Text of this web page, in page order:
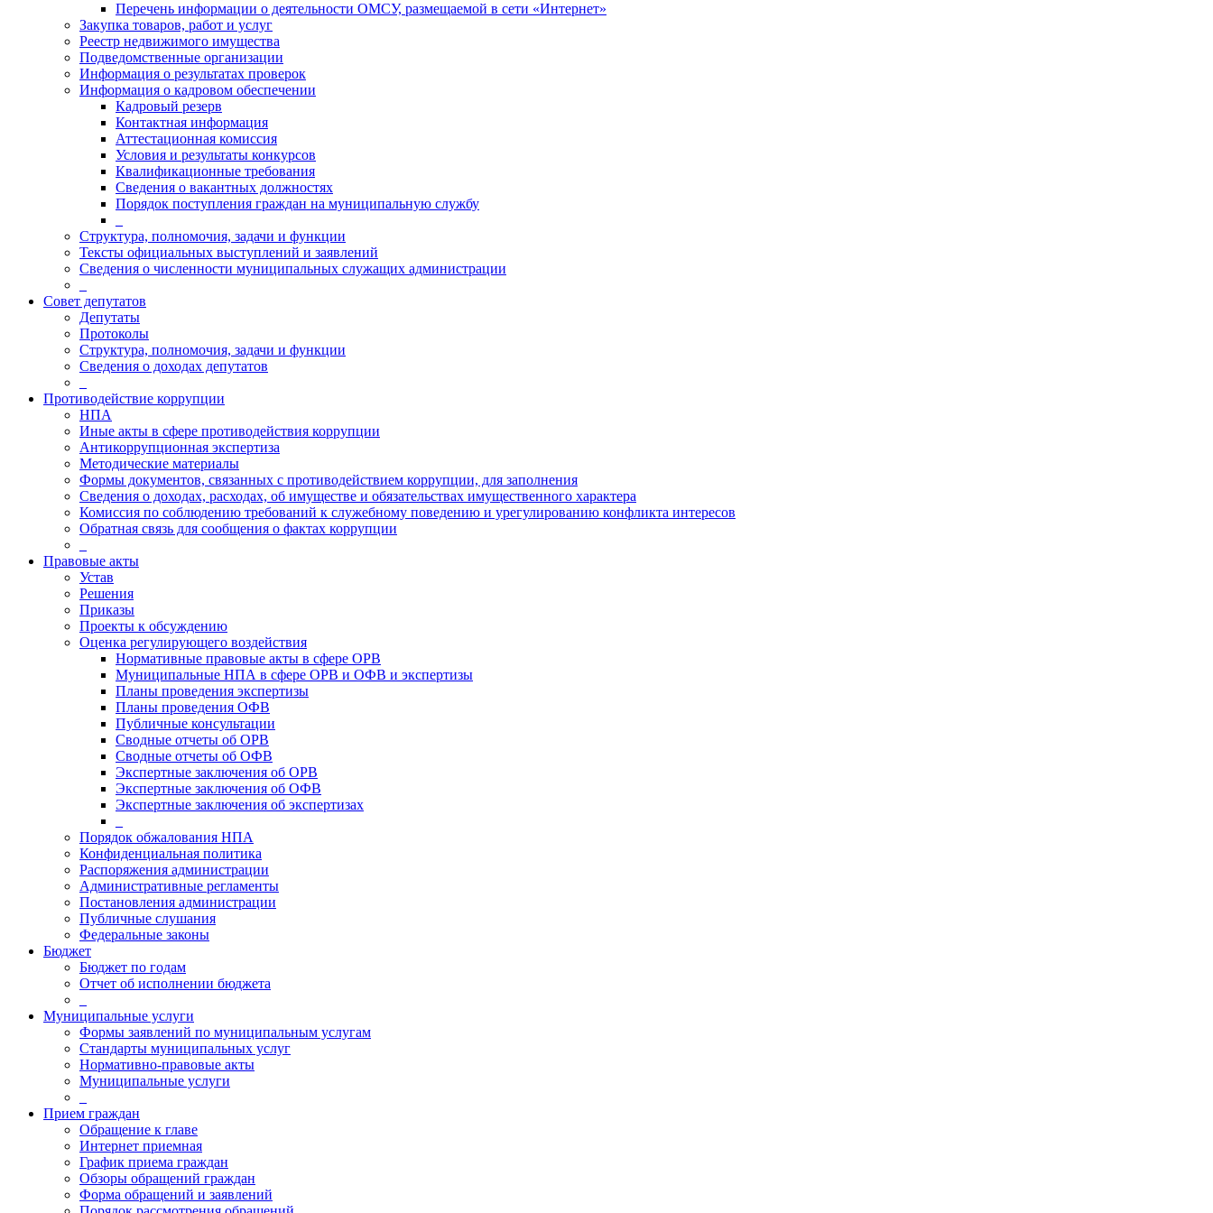
Перечень информации о деятельности ОМСУ, размещаемой в сети «Интернет»
Закупка товаров, работ и услуг
Реестр недвижимого имущества
Подведомственные организации
Информация о результатах проверок
Информация о кадровом обеспечении
Кадровый резерв
Контактная информация
Аттестационная комиссия
Условия и результаты конкурсов
Квалификационные требования
Сведения о вакантных должностях
Порядок поступления граждан на муниципальную службу
Структура, полномочия, задачи и функции
Тексты официальных выступлений и заявлений
Сведения о численности муниципальных служащих администрации
Совет депутатов
Депутаты
Протоколы
Структура, полномочия, задачи и функции
Сведения о доходах депутатов
Противодействие коррупции
НПА
Иные акты в сфере противодействия коррупции
Антикоррупционная экспертиза
Методические материалы
Формы документов, связанных с противодействием коррупции, для заполнения
Сведения о доходах, расходах, об имуществе и обязательствах имущественного характера
Комиссия по соблюдению требований к служебному поведению и урегулированию конфликта интересов
Обратная связь для сообщения о фактах коррупции
Правовые акты
Устав
Решения
Приказы
Проекты к обсуждению
Оценка регулирующего воздействия
Нормативные правовые акты в сфере ОРВ
Муниципальные НПА в сфере ОРВ и ОФВ и экспертизы
Планы проведения экспертизы
Планы проведения ОФВ
Публичные консультации
Сводные отчеты об ОРВ
Сводные отчеты об ОФВ
Экспертные заключения об ОРВ
Экспертные заключения об ОФВ
Экспертные заключения об экспертизах
Порядок обжалования НПА
Конфиденциальная политика
Распоряжения администрации
Административные регламенты
Постановления администрации
Публичные слушания
Федеральные законы
Бюджет
Бюджет по годам
Отчет об исполнении бюджета
Муниципальные услуги
Формы заявлений по муниципальным услугам
Стандарты муниципальных услуг
Нормативно-правовые акты
Муниципальные услуги
Прием граждан
Обращение к главе
Интернет приемная
График приема граждан
Обзоры обращений граждан
Форма обращений и заявлений